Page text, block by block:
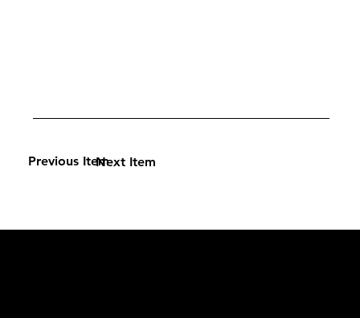
Next Item
Previous Item